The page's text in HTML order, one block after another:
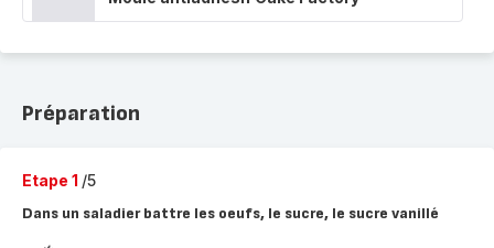
Préparation
Etape 1 /5
Dans un saladier battre les oeufs, le sucre, le sucre vanillé